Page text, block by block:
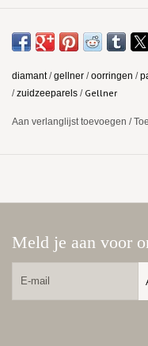
diamant/gellner /oorringen /
/zuidzeeparels / Gellner
Aan verlanglijst toevoegen /
Meld je aan voor